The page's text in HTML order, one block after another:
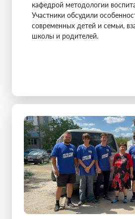
кафедрой методологии
Участники обсудили
современных детей и семьи,
школы и родителей.